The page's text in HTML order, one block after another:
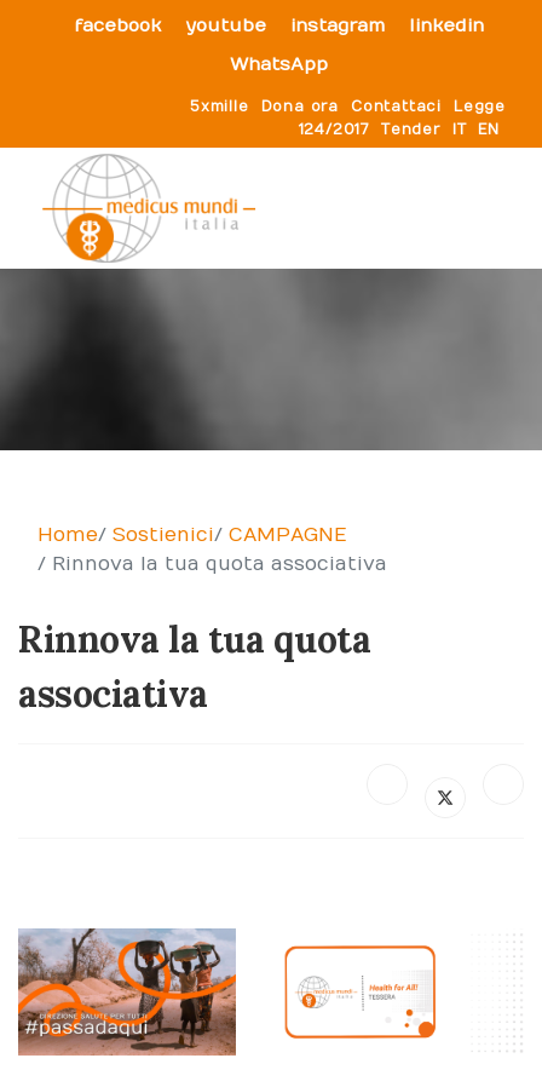
facebook youtube instagram
linkedin
WhatsApp
5xmille Dona ora Contattaci
Legge
124/2017
Tender IT EN
Home Sostienici
CAMPAGNE
Rinnova la tua quota associativa
Rinnova la tua quota
associativa